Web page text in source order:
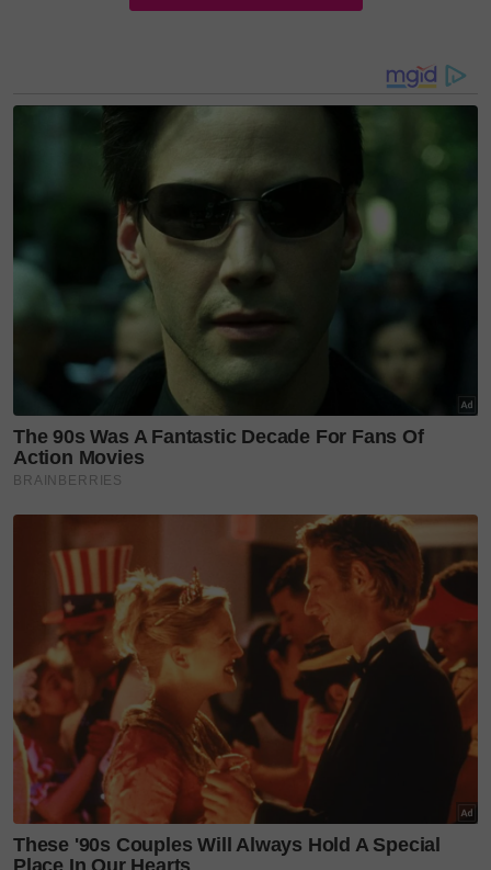
Menunya memang 'dahsyatlah, kan' dan sudah tentu
sesuai untuk portOOTD
Tak kiralah menu Barat atau masakan kampung,
pasti ramai yang suka sajian yang ditawarkan.
Baca juga 3 lokasi piknik di puncak bukit, destinasi
healing dan OOTD unik boleh simpan dalam bucket
list
Antaranya set telur goyang, mi rebus,
banyak lagi.